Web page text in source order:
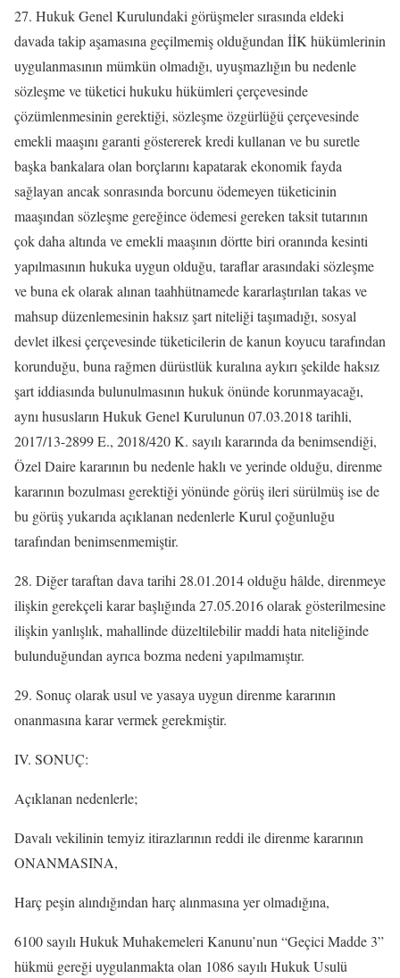
27. Hukuk Genel Kurulundaki görüşmeler sırasında eldeki
davada takip aşamasına geçilmemiş olduğundan İİK hükümlerinin
uygulanmasının mümkün olmadığı, uyuşmazlığın bu nedenle
sözleşme ve tüketici hukuku hükümleri çerçevesinde
çözümlenmesinin gerektiği, sözleşme özgürlüğü çerçevesinde
emekli maaşını garanti göstererek kredi kullanan ve bu suretle
başka bankalara olan borçlarını kapatarak ekonomik fayda
sağlayan ancak sonrasında borcunu ödemeyen tüketicinin
maaşından sözleşme gereğince ödemesi gereken taksit tutarının
çok daha altında ve emekli maaşının dörtte biri oranında kesinti
yapılmasının hukuka uygun olduğu, taraflar arasındaki sözleşme
ve buna ek olarak alınan taahhütnamede kararlaştırılan takas ve
mahsup düzenlemesinin haksız şart niteliği taşımadığı, sosyal
devlet ilkesi çerçevesinde tüketicilerin de kanun koyucu tarafından
korunduğu, buna rağmen dürüstlük kuralına aykırı şekilde haksız
şart iddiasında bulunulmasının hukuk önünde korunmayacağı,
aynı hususların Hukuk Genel Kurulunun 07.03.2018 tarihli,
2017/13-2899 E., 2018/420 K. sayılı kararında da benimsendiği,
Özel Daire kararının bu nedenle haklı ve yerinde olduğu, direnme
kararının bozulması gerektiği yönünde görüş ileri sürülmüş ise de
bu görüş yukarıda açıklanan nedenlerle Kurul çoğunluğu
tarafından benimsenmemiştir.
28. Diğer taraftan dava tarihi 28.01.2014 olduğu hâlde, direnmeye
ilişkin gerekçeli karar başlığında 27.05.2016 olarak gösterilmesine
ilişkin yanlışlık, mahallinde düzeltilebilir maddi hata niteliğinde
bulunduğundan ayrıca bozma nedeni yapılmamıştır.
29. Sonuç olarak usul ve yasaya uygun direnme kararının
onanmasına karar vermek gerekmiştir.
IV. SONUÇ:
Açıklanan nedenlerle;
Davalı vekilinin temyiz itirazlarının reddi ile direnme kararının
ONANMASINA,
Harç peşin alındığından harç alınmasına yer olmadığına,
6100 sayılı Hukuk Muhakemeleri Kanunu’nun “Geçici Madde 3”
hükmü gereği uygulanmakta olan 1086 sayılı Hukuk Usulü